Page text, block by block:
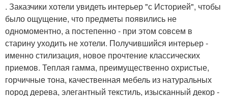
. Заказчики хотели увидеть интерьер "с Историей", чтобы
было ощущение, что предметы появились не
одномоментно, а постепенно - при этом совсем в
старину уходить не хотели. Получившийся интерьер -
именно стилизация, новое прочтение классических
приемов. Теплая гамма, преимущественно охристые,
горчичные тона, качественная мебель из натуральных
пород дерева, элегантный текстиль, изысканный декор -